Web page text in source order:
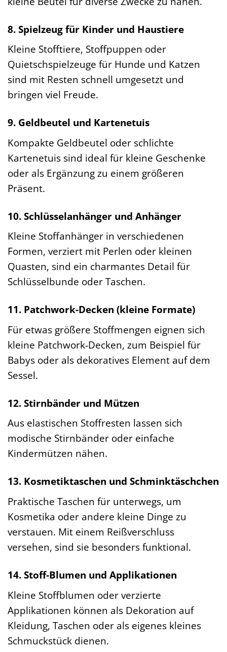
8. Spielzeug für Kinder und Haustiere
Kleine Stofftiere, Stoffpuppen oder
Quietschspielzeuge für Hunde und Katzen
sind mit Resten schnell umgesetzt und
bringen viel Freude.
9. Geldbeutel und Kartenetuis
Kompakte Geldbeutel oder schlichte
Kartenetuis sind ideal für kleine Geschenke
oder als Ergänzung zu einem größeren
Präsent.
10. Schlüsselanhänger und Anhänger
Kleine Stoffanhänger in verschiedenen
Formen, verziert mit Perlen oder kleinen
Quasten, sind ein charmantes Detail für
Schlüsselbunde oder Taschen.
11. Patchwork-Decken (kleine Formate)
Für etwas größere Stoffmengen eignen sich
kleine Patchwork-Decken, zum Beispiel für
Babys oder als dekoratives Element auf dem
Sessel.
12. Stirnbänder und Mützen
Aus elastischen Stoffresten lassen sich
modische Stirnbänder oder einfache
Kindermützen nähen.
13. Kosmetiktaschen und Schminktäschchen
Praktische Taschen für unterwegs, um
Kosmetika oder andere kleine Dinge zu
verstauen. Mit einem Reißverschluss
versehen, sind sie besonders funktional.
14. Stoff-Blumen und Applikationen
Kleine Stoffblumen oder verzierte
Applikationen können als Dekoration auf
Kleidung, Taschen oder als eigenes kleines
Schmuckstück dienen.